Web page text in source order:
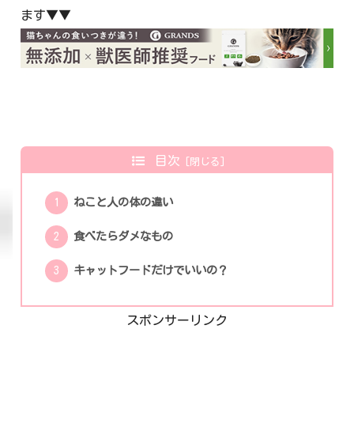
ます▼▼
目次
ねこと人の体の違い
食べたらダメなもの
キャットフードだけでいいの？
スポンサーリンク